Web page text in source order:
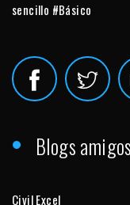
sencillo #Básico
Blogs amigos
Civil Excel